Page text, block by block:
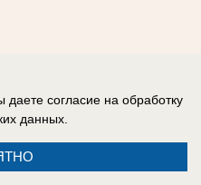
даете согласие на обработку
данных.